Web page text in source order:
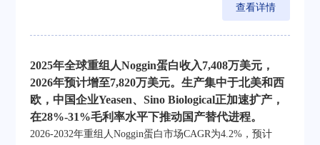
查看详情
2025年全球重组人Noggin蛋白收入7,408万美元，
2026年预计增至7,820万美元。生产集中于北美和西
欧，中国企业Yeasen、Sino Biological正加速扩产，
在28%-31%毛利率水平下推动国产替代进程。
2026-2032年重组人Noggin蛋白市场CAGR为4.2%，预计